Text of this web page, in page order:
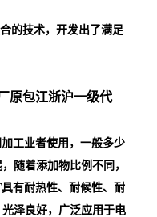
的技术，开发出了满足
原包江浙沪一级代
工业者使用，一般多少
随着添加物比例不同，
有耐热性、耐候性、耐
泽良好，广泛应用于电